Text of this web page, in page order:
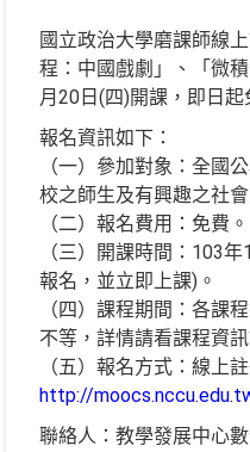
國立政治大學磨課師線
程：中國戲劇」、「微
月20日(四)開課，即日
報名資訊如下：
（一）參加對象：全國
校之師生及有興趣之社會
（二）報名費用：免費。
（三）開課時間：103
報名，並立即上課)。
（四）課程期間：各課
不等，詳情請看課程資訊
（五）報名方式：線上
http://
聯絡人：教學發展中心